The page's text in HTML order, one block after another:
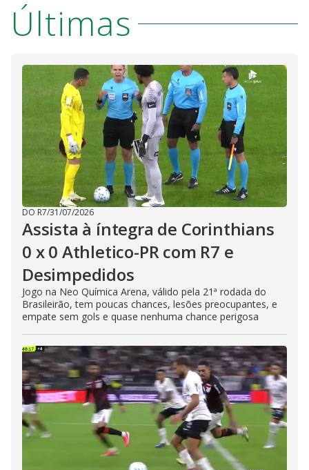
Últimas
DO R7/31/07/2026
Assista à íntegra de Corinthians
0 x 0 Athletico-PR com R7 e
Desimpedidos
Jogo na Neo Química Arena, válido pela 21ª rodada do
Brasileirão, tem poucas chances, lesões preocupantes, e
empate sem gols e quase nenhuma chance perigosa